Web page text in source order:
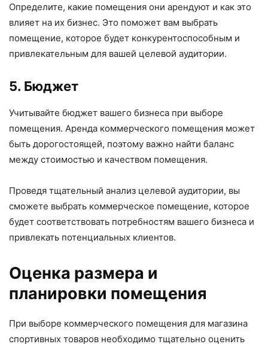
Определите, какие помещения они арендуют и как это
влияет на их бизнес. Это поможет вам выбрать
помещение, которое будет конкурентоспособным и
привлекательным для вашей целевой аудитории.
5. Бюджет
Учитывайте бюджет вашего бизнеса при выборе
помещения. Аренда коммерческого помещения может
быть дорогостоящей, поэтому важно найти баланс
между стоимостью и качеством помещения.
Проведя тщательный анализ целевой аудитории, вы
сможете выбрать коммерческое помещение, которое
будет соответствовать потребностям вашего бизнеса и
привлекать потенциальных клиентов.
Оценка размера и
планировки помещения
При выборе коммерческого помещения для магазина
спортивных товаров необходимо тщательно оценить